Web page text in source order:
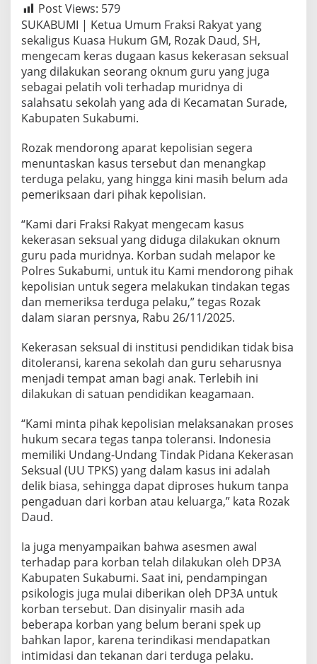
Post Views: 579
SUKABUMI | Ketua Umum Fraksi Rakyat yang
sekaligus Kuasa Hukum GM, Rozak Daud, SH,
mengecam keras dugaan kasus kekerasan seksual
yang dilakukan seorang oknum guru yang juga
sebagai pelatih voli terhadap muridnya di
salahsatu sekolah yang ada di Kecamatan Surade,
Kabupaten Sukabumi.
Rozak mendorong aparat kepolisian segera
menuntaskan kasus tersebut dan menangkap
terduga pelaku, yang hingga kini masih belum ada
pemeriksaan dari pihak kepolisian.
“Kami dari Fraksi Rakyat mengecam kasus
kekerasan seksual yang diduga dilakukan oknum
guru pada muridnya. Korban sudah melapor ke
Polres Sukabumi, untuk itu Kami mendorong pihak
kepolisian untuk segera melakukan tindakan tegas
dan memeriksa terduga pelaku,” tegas Rozak
dalam siaran persnya, Rabu 26/11/2025.
Kekerasan seksual di institusi pendidikan tidak bisa
ditoleransi, karena sekolah dan guru seharusnya
menjadi tempat aman bagi anak. Terlebih ini
dilakukan di satuan pendidikan keagamaan.
“Kami minta pihak kepolisian melaksanakan proses
hukum secara tegas tanpa toleransi. Indonesia
memiliki Undang-Undang Tindak Pidana Kekerasan
Seksual (UU TPKS) yang dalam kasus ini adalah
delik biasa, sehingga dapat diproses hukum tanpa
pengaduan dari korban atau keluarga,” kata Rozak
Daud.
Ia juga menyampaikan bahwa asesmen awal
terhadap para korban telah dilakukan oleh DP3A
Kabupaten Sukabumi. Saat ini, pendampingan
psikologis juga mulai diberikan oleh DP3A untuk
korban tersebut. Dan disinyalir masih ada
beberapa korban yang belum berani spek up
bahkan lapor, karena terindikasi mendapatkan
intimidasi dan tekanan dari terduga pelaku.